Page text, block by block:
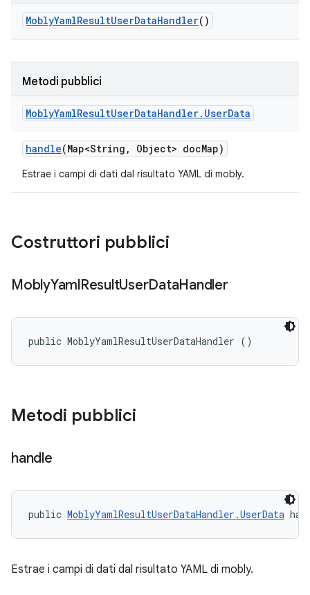
MoblyYamlResultUserDataHandler()
Metodi pubblici
MoblyYamlResultUserDataHandler. UserData
handle(Map<String , Object> docMap)
Estrae i campi di dati dal risultato YAML di mobly.
Costruttori pubblici
MoblyYamlResultUserDataHandler
public MoblyYamlResultUserDataHandler ()
Metodi pubblici
handle
public MoblyYamlResultUserDataHandler.UserData
Estrae i campi di dati dal risultato YAML di mobly.